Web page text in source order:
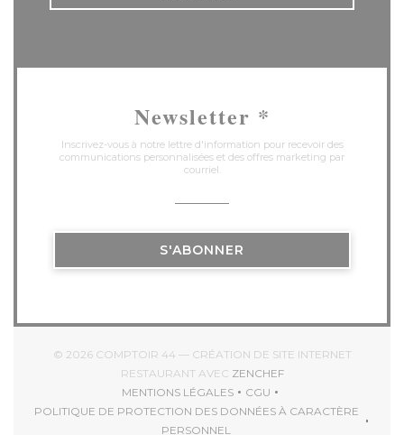
Newsletter *
Inscrivez-vous à notre lettre d'information pour recevoir des
communications personnalisées et des offres marketing par
courriel.
S'ABONNER
© 2026 COMPTOIR 44 — CRÉATION DE SITE INTERNET
RESTAURANT AVEC ZENCHEF((OUVRE UNE
MENTIONS LÉGALES
((OUVRE UNE NOUVELLE FENÊTRE))
CGU
((OUVRE UNE NOUVELLE
POLITIQUE DE PROTECTION DES DONNÉES À CARACTÈRE
PERSONNEL((OUVRE UNE NOUVELLE FENÊTRE))